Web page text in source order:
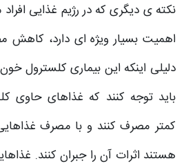
نکته ی دیگری که در رژیم غذایی
اهمیت بسیار ویژه ای دارد،
دلیلی اینکه این بیماری کلسترول خون
باید توجه کنند که غذاهای حاوی
کمتر مصرف کنند و با مصرف
هستند اثرات آن را جبران کنند.